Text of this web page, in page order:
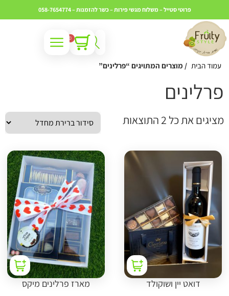
פרוטי סטייל – משלוח מגשי פירות – כשרלהזמנות – 058-7654774
0
עמוד הבית / מוצרים המתויגים “פרלינים”
את כל ⁦2⁩ התוצאות
דואט יין ושוקולד מארז פרלינים מיקס